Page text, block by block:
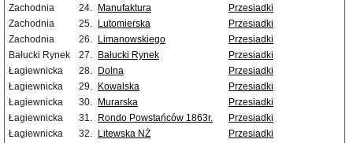
Zachodnia
24. Manufaktura
Przesiadki
Zachodnia
25. Lutomierska
Przesiadki
Zachodnia
26. Limanowskiego
Przesiadki
Bałucki Rynek
27. Bałucki Rynek
Przesiadki
Łagiewnicka
28. Dolna
Przesiadki
Łagiewnicka
29. Kowalska
Przesiadki
Łagiewnicka
30. Murarska
Przesiadki
Łagiewnicka
31. Rondo Powstańców 1863r.
Przesiadki
Łagiewnicka
32. Litewska NŻ
Przesiadki